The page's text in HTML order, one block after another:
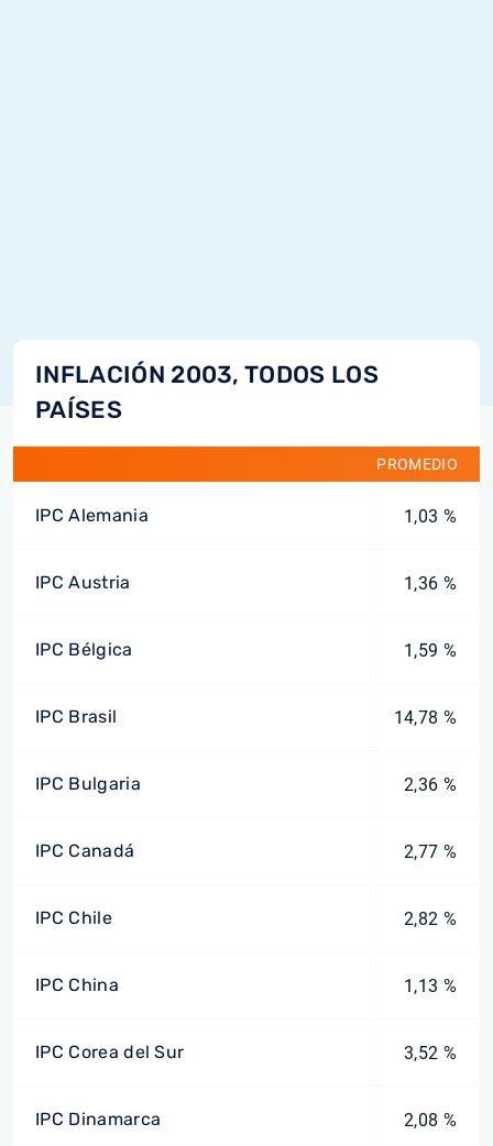
INFLACIÓN 2003, TODOS LOS
PAÍSES
PROMEDIO
IPC Alemania 1,03 %
IPC Austria 1,36 %
IPC Bélgica 1,59 %
IPC Brasil 14,78 %
IPC Bulgaria 2,36 %
IPC Canadá 2,77 %
IPC Chile 2,82 %
IPC China 1,13 %
IPC Corea del Sur 3,52 %
IPC Dinamarca 2,08 %